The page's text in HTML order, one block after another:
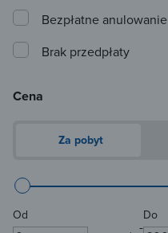
Bezpłatne anulowanie
Brak przedpłaty
Cena
Za pobyt
Od
-
Do